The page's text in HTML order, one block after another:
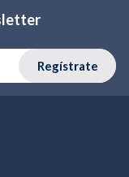
Regístrate